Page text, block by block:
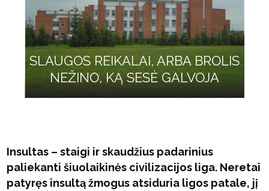
SLAUGOS REIKALAI, ARBA BROLIS
NEŽINO, KĄ SESĖ GALVOJA
Insultas – staigi ir skaudžius padarinius
paliekanti šiuolaikinės civilizacijos liga. Neretai
patyręs insultą žmogus atsiduria ligos patale, jį